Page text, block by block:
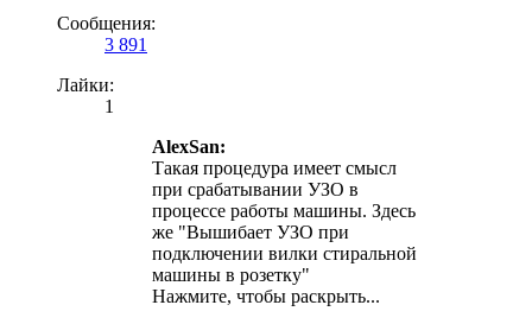
Сообщения:
3 891
Лайки:
1
AlexSan:
Такая процедура имеет смысл
при срабатывании УЗО в
процессе работы машины. Здесь
же "Вышибает УЗО при
подключении вилки стиральной
машины в розетку"
Нажмите, чтобы раскрыть...